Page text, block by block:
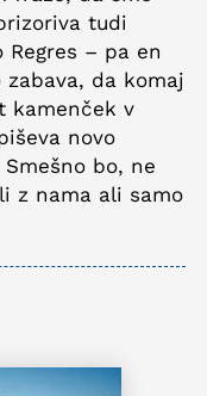
tudi
– pa en
da komaj
kamenček v
novo
bo, ne
z nama ali samo